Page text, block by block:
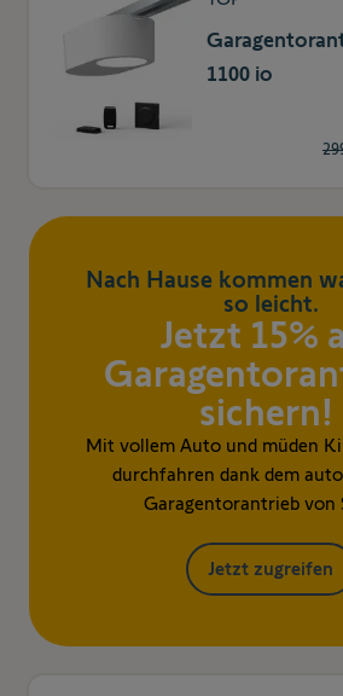
1100 io
Nach Hause kommen
so leicht.
Jetzt 15%
sichern!
Mit vollem Auto und müden
durchfahren dank dem
Garagentorantrieb von
Jetzt zugreifen